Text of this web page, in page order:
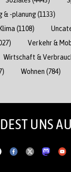
& -planung(1133)
(1108)
Verkehr &
Wirtschaft &
Wohnen (784)
UNS